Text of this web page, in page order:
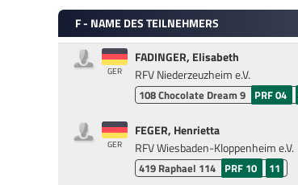
F - NAME DES TEILNEHMERS
GER
FADINGER, Elisabeth
RFV Niederzeuzheim e.V.
108Chocolate Dream 9 PRF 04
GER
FEGER, Henrietta
RFV Wiesbaden-Kloppenheim e.V.
419 Raphael 114 PRF 10 11